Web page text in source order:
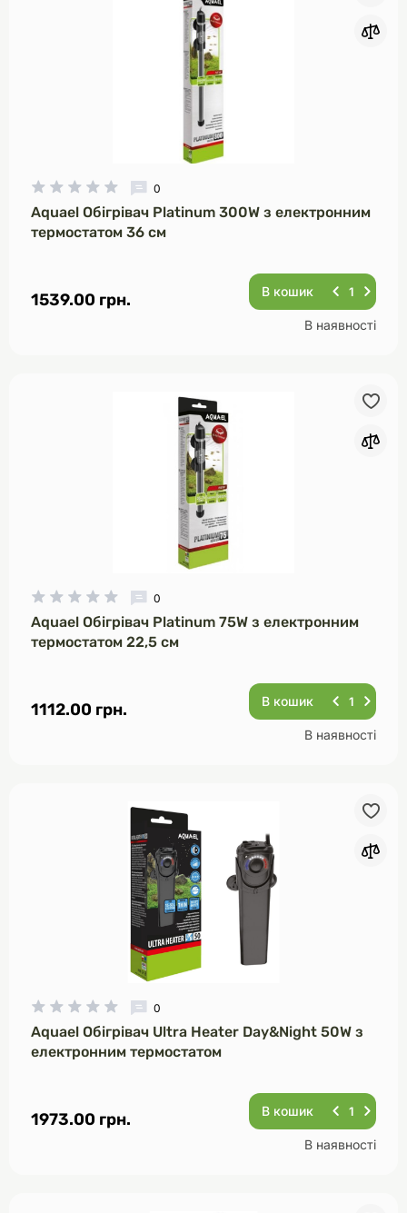
0
Aquael Обігрівач Platinum 300W з електронним
термостатом 36 см
1539.00 грн. В кошик
В наявності
0
Aquael Обігрівач Platinum 75W з електронним
термостатом 22,5 см
1112.00 грн. В кошик
В наявності
0
Aquael Обігрівач Ultra Heater Day&Night 50W з
електронним термостатом
1973.00 грн. В кошик
В наявності